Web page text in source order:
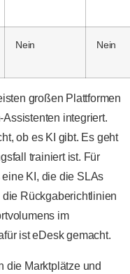
Nein Nein
großen Plattformen
integriert.
ob es KI gibt. Es geht
trainiert ist. Für
KI, die die SLAs
Rückgaberichtlinien
im
ist eDesk gemacht.
die Marktplätze und